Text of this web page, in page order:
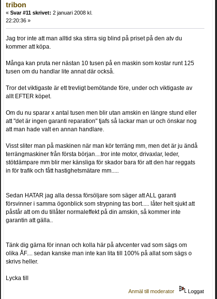
tribon
« Svar #11 skrivet: 2 januari 2008 kl.
22:20:36 »
Jag tror inte att man alltid ska stirra sig blind på priset på den atv du
kommer att köpa.
Många kan pruta ner nästan 10 tusen på en maskin som kostar runt 125
tusen om du handlar lite annat där också.
Tror det viktigaste är ett trevligt bemötande före, under och viktigaste av
allt EFTER köpet.
Om du nu sparar x antal tusen men blir utan amskin en längre stund eller
att "det är ingen garanti reparation" tjafs så lackar man ur och önskar nog
att man hade valt en annan handlare.
Visst sliter man på maskinen när man kör terräng mm, men det är ju ändå
terrängmaskiner från första början....tror inte motor, drivaxlar, leder,
stötdämpare mm blir mer känsliga för skador bara för att den har reggats
in för trafik och fått hastighetsmätare mm.....
Sedan HATAR jag alla dessa försöljare som säger att ALL garanti
försvinner i samma ögonblick som strypning tas bort..... låter helt sjukt att
påstår att om du tillåter normaleffekt på din amskin, så kommer inte
garantin att gälla..
Tänk dig gärna för innan och kolla här på atvcenter vad som sägs om
olika ÅF.... sedan kanske man inte kan lita till 100% på allat som sägs o
skrivs heller.
Lycka till
Anmäl till moderator Loggat